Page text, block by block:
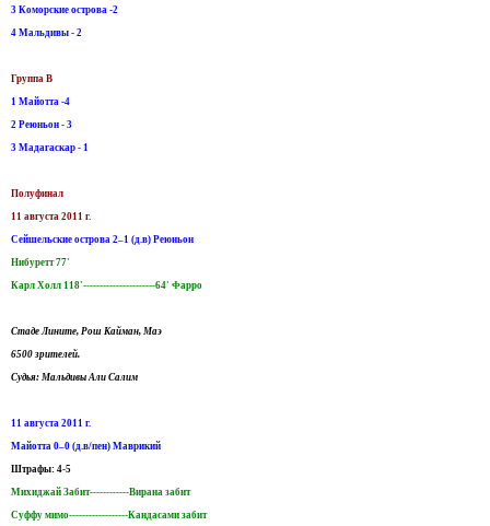
3 Коморские острова -2
4 Мальдивы - 2
Группа B
1 Майотта -4
2 Реюньон - 3
3 Мадагаскар - 1
Полуфинал
11 августа 2011 г.
Сейшельские острова 2–1 (д.в) Реюньон
Нибуретт 77'
Карл Холл 118'----------------------64' Фарро
Стаде Лините, Рош Кайман, Маэ
6500 зрителей.
Судья: Мальдивы Али Салим
11 августа 2011 г.
Майотта 0–0 (д.в/пен) Маврикий
Штрафы: 4-5
Михиджай Забит------------Вирана забит
Суффу мимо------------------Кандасами забит